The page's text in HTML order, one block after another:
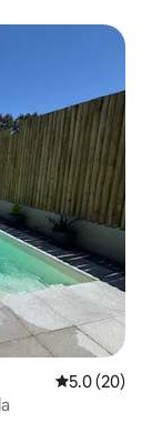
Calificación
5.0 (20)